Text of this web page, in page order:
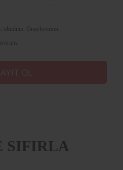
okudum. Onaylıyorum.
SIFIRLA